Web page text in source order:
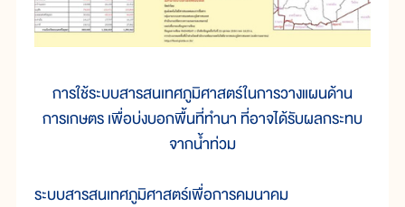
การใช้ระบบสารสนเทศภูมิศาสตร์ในการวางแผนด้าน
การเกษตร เพื่อบ่งบอกพื้นที่ทำนา ที่อาจได้รับผลกระทบ
จากน้ำท่วม
ระบบสารสนเทศภูมิศาสตร์เพื่อการคมนาคม